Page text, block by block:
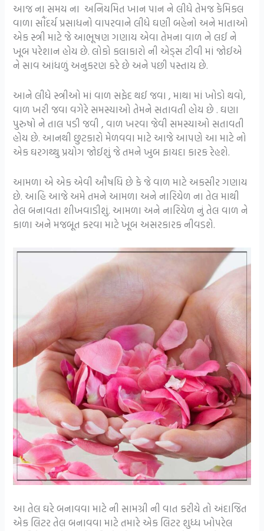
આજ ના સમય ના અનિયમિત ખાન પાન ને લીધે તેમજ કેમિકલ
વાળા સૌંદર્ય પ્રસાધનો વાપરવાને લીધે ઘણી બહેનો અને માતાઓ
એક સ્ત્રી માટે જે આભૂષણ ગણાય એવા તેમના વાળ ને લઈ ને
ખૂબ પરેશાન હોય છે. લોકો કલાકારો ની એડ્સ ટીવી માં જોઈએ
ને સાવ આંધળું અનુકરણ કરે છે અને પછી પસ્તાય છે.
આને લીધે સ્ત્રીઓ માં વાળ સફેદ થઈ જવા , માથા માં ખોડો થવો,
વાળ ખરી જવા વગેરે સમસ્યાઓ તેમને સતાવતી હોય છે . ઘણા
પુરુષો ને તાલ પડી જવી , વાળ ખરવા જેવી સમસ્યાઓ સતાવતી
હોય છે. આનથી છુટકારો મેળવવા માટે આજે આપણે આ માટે નો
એક ઘરગથ્થુ પ્રયોગ જોઈશું જે તમને ખુબ ફાયદા કારક રેહશે.
આમળા એ એક એવી ઔષધિ છે કે જે વાળ માટે અકસીર ગણાય
છે. આહિ આજે અમે તમને આમળા અને નારિયેળ ના તેલ માથી
તેલ બનાવતા શીખવાડીશું. આમળા અને નારિયેળ નું તેલ વાળ ને
કાળા અને મજબૂત કરવા માટે ખૂબ અસરકારક નીવડશે.
આ તેલ ઘરે બનાવવા માટે ની સામગ્રી ની વાત કરીયે તો અંદાજિત
એક લિટર તેલ બનાવવા માટે તમારે એક લિટર શુધ્ધ ખોપરેલ